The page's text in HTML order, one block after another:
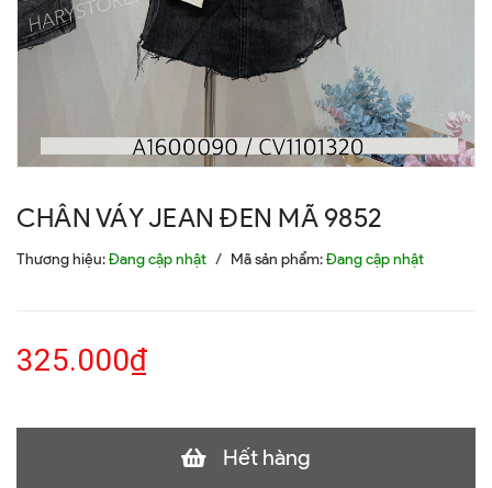
CHÂN VÁY JEAN ĐEN MÃ 9852
Thương hiệu:Đang cập nhật / Mã sản phẩm:Đang cập nhật
325.000₫
Hết hàng